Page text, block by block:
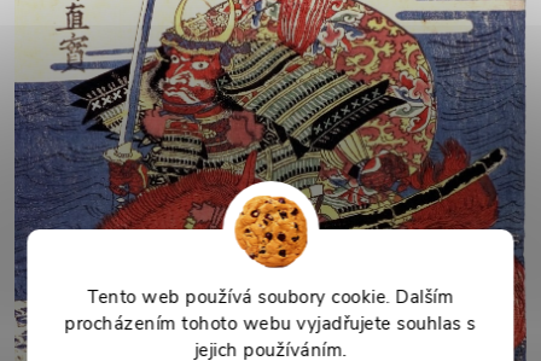
Tento web používá soubory cookie. Dalším
procházením tohoto webu vyjadřujete souhlas s
jejich používáním.